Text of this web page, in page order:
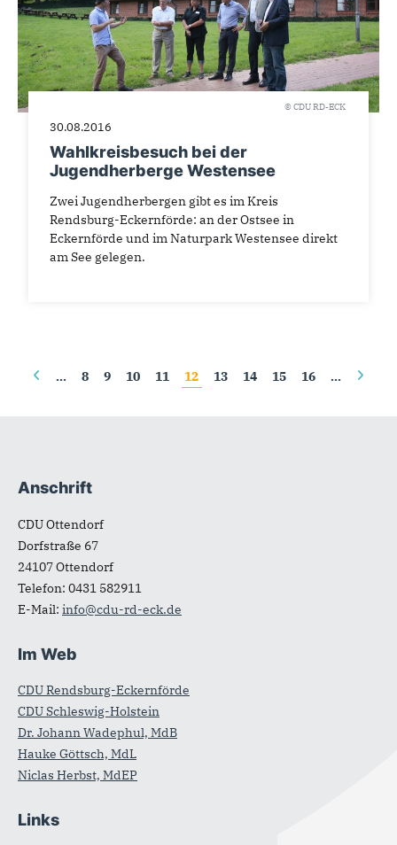
© CDU RD-ECK
30.08.2016
Wahlkreisbesuch bei der
Jugendherberge Westensee
Zwei Jugendherbergen gibt es im Kreis
Rendsburg-Eckernförde: an der Ostsee in
Eckernförde und im Naturpark Westensee direkt
am See gelegen.
Seiten
… 8 9 10 11 12 13 14 15 16 …
Fußbereich
Anschrift
CDU Ottendorf
Dorfstraße 67
24107Ottendorf
Telefon: 0431 582911
E-Mail: info@cdu-rd-eck.de
Im Web
CDU Rendsburg-Eckernförde
CDU Schleswig-Holstein
Dr. Johann Wadephul, MdB
Hauke Göttsch, MdL
Niclas Herbst, MdEP
Links